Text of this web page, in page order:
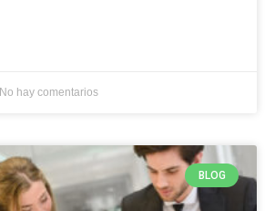
No hay comentarios
BLOG